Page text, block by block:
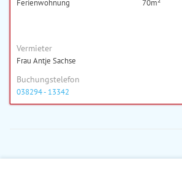
Ferienwohnung 70m²
Vermieter
Frau Antje Sachse
Buchungstelefon
038294 - 13342